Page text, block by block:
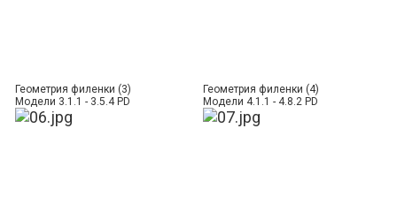
Геометрия филенки (3)
Модели 3.1.1 - 3.5.4 PD
Геометрия филенки (4)
Модели 4.1.1 - 4.8.2 PD